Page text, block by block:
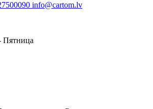
info@cartom.lv
Пятница